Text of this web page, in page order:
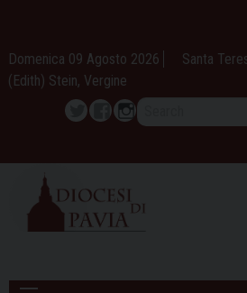
content
Domenica 09 Agosto 2026
Santa
(Edith) Stein, Vergine
TwitterFacebook
Instagram